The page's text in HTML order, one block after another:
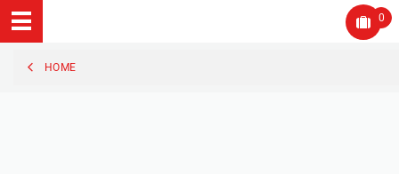
0
HOME